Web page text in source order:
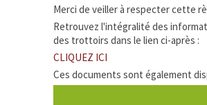
Merci de veiller à respecter cette
Retrouvez l'intégralité des
des trottoirs dans le lien ci-après :
CLIQUEZ ICI
Ces documents sont également